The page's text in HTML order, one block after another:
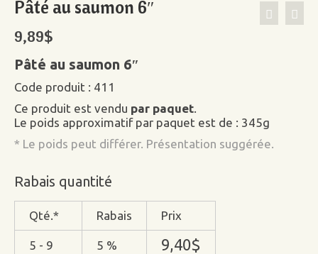
Pâté au saumon 6″
9,89$
Pâté au saumon 6″
Code produit : 411
Ce produit est vendu par paquet.
Le poids approximatif par paquet est de : 345g
* Le poids peut différer. Présentation suggérée.
Rabais quantité
Qté.* Rabais Prix
5 - 9 5 % 9,40$